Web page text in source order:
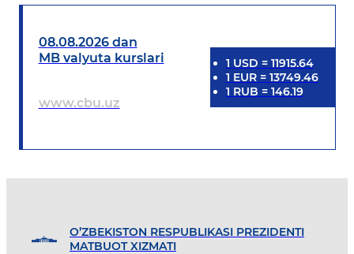
08.08.2026 dan
MB valyuta kurslari
www.cbu.uz
1 USD = 11915.64
1 EUR= 13749.46
1 RUB = 146.19
O’ZBEKISTON RESPUBLIKASI PREZIDENTI
MATBUOT XIZMATI